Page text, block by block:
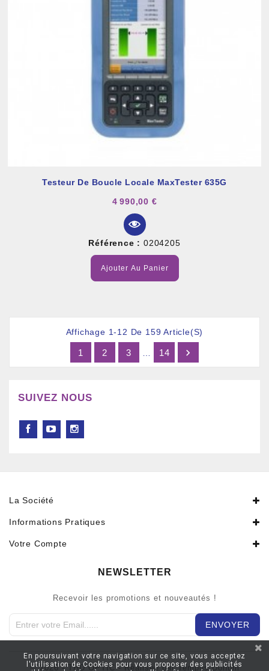
Testeur De Boucle Locale MaxTester 635G
4 990,00 €
Référence : 0204205
Ajouter Au Panier
Affichage 1-12 De 159 Article(s)
1 2 3 14 
SUIVEZ NOUS
La Société
Informations Pratiques
Votre Compte
NEWSLETTER
Recevoir les promotions et nouveautés !
© 2026 - THD OPTIC - Réaliseé par Tempus Donum
En poursuivant votre navigation sur ce site, vous acceptez
l'utilisation de Cookies pour vous proposer des publicités